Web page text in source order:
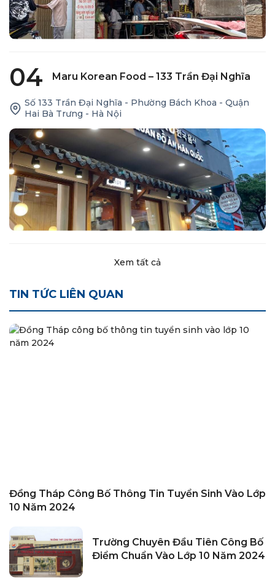
04 Maru Korean Food – 133 Trần Đại Nghĩa
Số 133 Trần Đại Nghĩa - Phường Bách Khoa - Quận
Hai Bà Trưng - Hà Nội
Xem tất cả
TIN TỨC LIÊN QUAN
Đồng Tháp Công Bố Thông Tin Tuyển Sinh Vào Lớp
10 Năm 2024
Trường Chuyên Đầu Tiên Công Bố
Điểm Chuẩn Vào Lớp 10 Năm 2024